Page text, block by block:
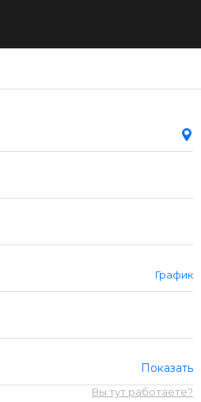
График
Показать
Вы тут работаете?